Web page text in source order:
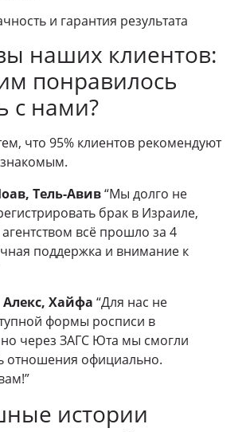
и гарантия результата
наших клиентов:
понравилось
с нами?
что 95% клиентов рекомендуют
Тель-Авив“Мы долго не
брак в Израиле,
всё прошло за 4
поддержка и внимание к
Алекс, Хайфа “Для нас не
формы росписи в
через ЗАГС Юта мы смогли
отношения официально.
истории